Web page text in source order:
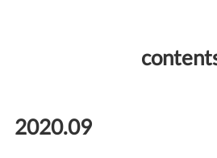
2020.09